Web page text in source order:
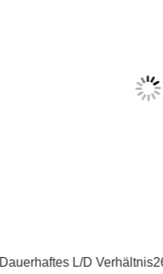
Dauerhaftes L/D